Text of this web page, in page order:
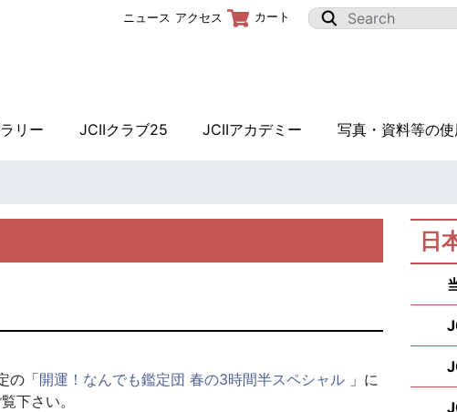
リー JCIIクラブ25 JCIIアカデミー 写真・資料等の使
ニュース アクセス カート
の「開運！なんでも鑑定団 春の3時間半スペシャル 」に
下さい。
日